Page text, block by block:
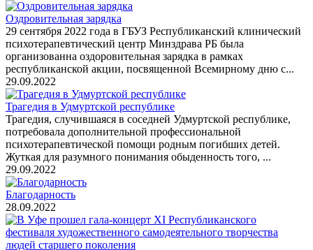
Оздровительная зарядка
29 сентября 2022 года в ГБУЗ Республиканский клинический
психотерапевтический центр Минздрава РБ была
организованна оздоровительная зарядка в рамках
республиканской акции, посвященной Всемирному дню с...
29.09.2022
Трагедия в Удмуртской республике
Трагедия, случившаяся в соседней Удмуртской республике,
потребовала дополнительной профессиональной
психотерапевтической помощи родным погибших детей.
Жуткая для разумного понимания обыденность того, ...
29.09.2022
Благодарность
28.09.2022